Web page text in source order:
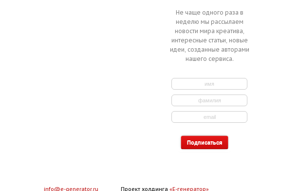
Не чаще одного раза в
неделю мы рассылаем
новости мира креатива,
интересные статьи, новые
идеи, созданные авторами
нашего сервиса.
info@e-generator.ru Проект холдинга«Е-генератор»